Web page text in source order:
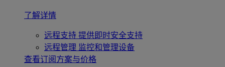
了解详情
远程支持 提供即时安全支持
远程管理 监控和管理设备
查看订阅方案与价格